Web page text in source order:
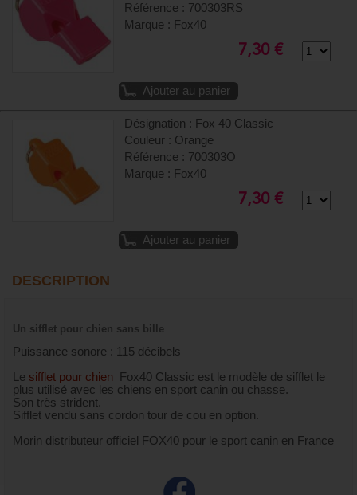
Référence : 700303RS
Marque : Fox40
7,30 €
Ajouter au panier
Désignation : Fox 40 Classic
Couleur : Orange
Référence : 700303O
Marque : Fox40
7,30 €
Ajouter au panier
DESCRIPTION
Un sifflet pour chien sans bille
Puissance sonore : 115 décibels
Le sifflet pour chien
Fox40 Classic est le modèle de sifflet le
plus utilisé avec les chiens en sport canin ou chasse.
Son très strident.
Sifflet vendu sans cordon tour de cou en option.
Morin distributeur officiel FOX40 pour le sport canin en France